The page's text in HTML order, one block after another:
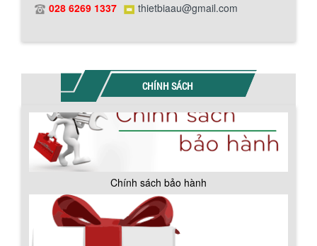
028 6269 1337 thietbiaau@gmail.com
CHÍNH SÁCH
Chính sách đổi trả hàng
Chính sách bảo hành
BỒN CHỨA GIẢI NHIỆT SƠN, MỰC IN
Bồn chứa giải nhiệt sơn, mực in có cấu
tạo gồm 2 lớp inox và được dùng để
làm giảm nhiệt độ của nguyên...